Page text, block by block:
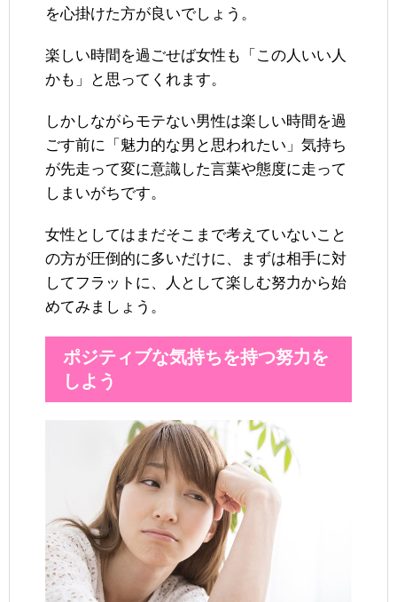
を心掛けた方が良いでしょう。
楽しい時間を過ごせば女性も「この人いい人
かも」と思ってくれます。
しかしながらモテない男性は楽しい時間を過
ごす前に「魅力的な男と思われたい」気持ち
が先走って変に意識した言葉や態度に走って
しまいがちです。
女性としてはまだそこまで考えていないこと
の方が圧倒的に多いだけに、まずは相手に対
してフラットに、人として楽しむ努力から始
めてみましょう。
ポジティブな気持ちを持つ努力を
しよう